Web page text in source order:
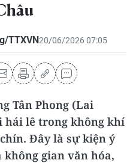
TTXVN20/06/2026 07:05
Tân Phong (Lai
hái lê trong không khí
Đây là sự kiện ý
gian văn hóa,